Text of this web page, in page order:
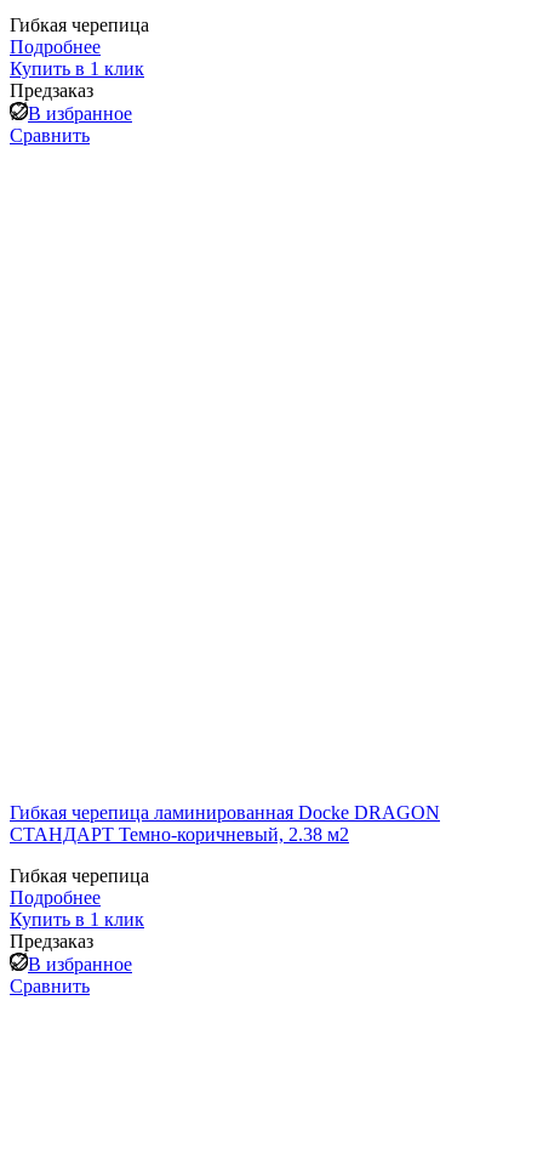
Гибкая черепица
Подробнее
Купить в 1 клик
Предзаказ
В избранное
Сравнить
Гибкая черепица ламинированная Docke DRAGON
СТАНДАРТ Темно-коричневый, 2.38 м2
Гибкая черепица
Подробнее
Купить в 1 клик
Предзаказ
В избранное
Сравнить